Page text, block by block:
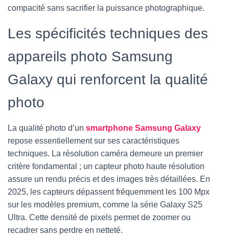
compacité sans sacrifier la puissance photographique.
Les spécificités techniques des
appareils photo Samsung
Galaxy qui renforcent la qualité
photo
La qualité photo d’un smartphone Samsung Galaxy
repose essentiellement sur ses caractéristiques
techniques. La résolution caméra demeure un premier
critère fondamental ; un capteur photo haute résolution
assure un rendu précis et des images très détaillées. En
2025, les capteurs dépassent fréquemment les 100 Mpx
sur les modèles premium, comme la série Galaxy S25
Ultra. Cette densité de pixels permet de zoomer ou
recadrer sans perdre en netteté.